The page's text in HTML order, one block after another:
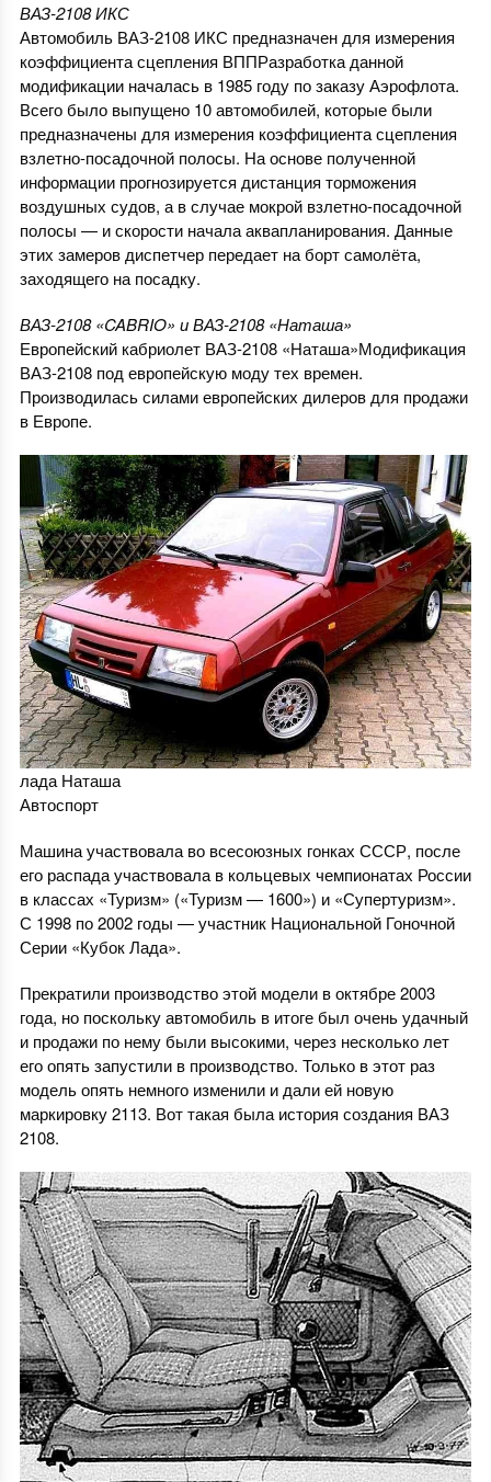
ВАЗ-2108 ИКС
Автомобиль ВАЗ-2108 ИКС предназначен для измерения
коэффициента сцепления ВППРазработка данной
модификации началась в 1985 году по заказу Аэрофлота.
Всего было выпущено 10 автомобилей, которые были
предназначены для измерения коэффициента сцепления
взлетно-посадочной полосы. На основе полученной
информации прогнозируется дистанция торможения
воздушных судов, а в случае мокрой взлетно-посадочной
полосы — и скорости начала аквапланирования. Данные
этих замеров диспетчер передает на борт самолёта,
заходящего на посадку.
ВАЗ-2108 «CABRIO» и ВАЗ-2108 «Наташа»
Европейский кабриолет ВАЗ-2108 «Наташа»Модификация
ВАЗ-2108 под европейскую моду тех времен.
Производилась силами европейских дилеров для продажи
в Европе.
лада Наташа
Автоспорт
Машина участвовала во всесоюзных гонках СССР, после
его распада участвовала в кольцевых чемпионатах России
в классах «Туризм» («Туризм — 1600») и «Супертуризм».
С 1998 по 2002 годы — участник Национальной Гоночной
Серии «Кубок Лада».
Прекратили производство этой модели в октябре 2003
года, но поскольку автомобиль в итоге был очень удачный
и продажи по нему были высокими, через несколько лет
его опять запустили в производство. Только в этот раз
модель опять немного изменили и дали ей новую
маркировку 2113. Вот такая была история создания ВАЗ
2108.